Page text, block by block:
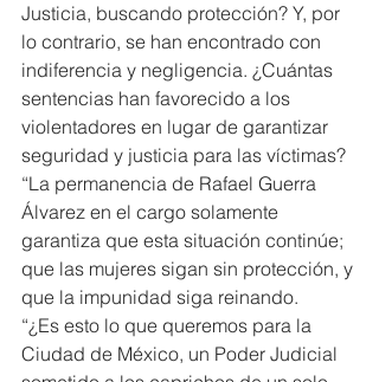
Justicia, buscando protección? Y, por
lo contrario, se han encontrado con
indiferencia y negligencia. ¿Cuántas
sentencias han favorecido a los
violentadores en lugar de garantizar
seguridad y justicia para las víctimas?
“La permanencia de Rafael Guerra
Álvarez en el cargo solamente
garantiza que esta situación continúe;
que las mujeres sigan sin protección, y
que la impunidad siga reinando.
“¿Es esto lo que queremos para la
Ciudad de México, un Poder Judicial